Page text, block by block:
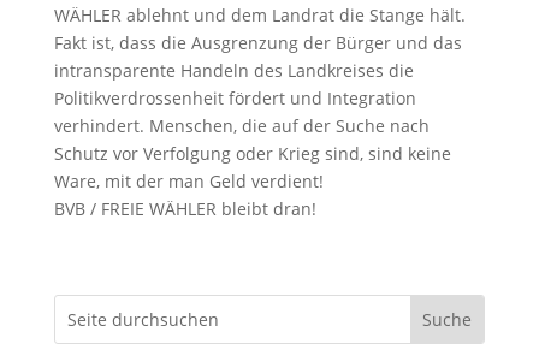
WÄHLER ablehnt und dem Landrat die Stange hält.
Fakt ist, dass die Ausgrenzung der Bürger und das
intransparente Handeln des Landkreises die
Politikverdrossenheit fördert und Integration
verhindert. Menschen, die auf der Suche nach
Schutz vor Verfolgung oder Krieg sind, sind keine
Ware, mit der man Geld verdient!
BVB / FREIE WÄHLER bleibt dran!